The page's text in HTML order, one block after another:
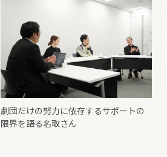
劇団だけの努力に依存するサポートの
限界を語る名取さん